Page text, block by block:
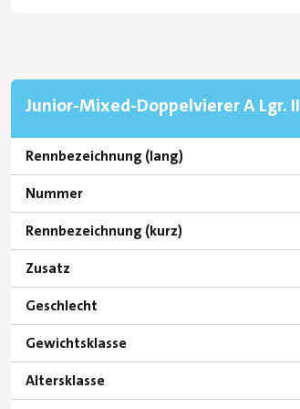
Junior-Mixed-Doppelvierer A Lgr. II
Rennbezeichnung (lang)
Nummer
Rennbezeichnung (kurz)
Zusatz
Geschlecht
Gewichtsklasse
Altersklasse